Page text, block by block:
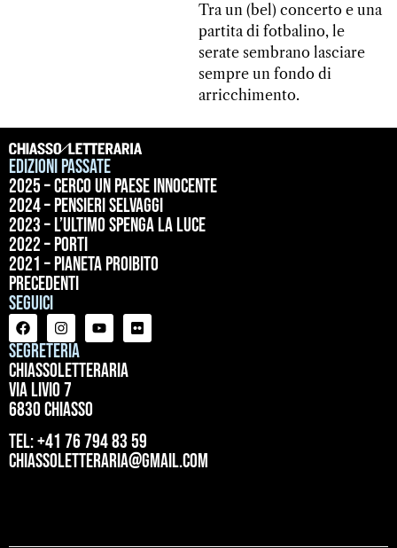
Tra un (bel) concerto e una
partita di fotbalino, le
serate sembrano lasciare
sempre un fondo di
arricchimento.
Edizioni passate
2025 – Cerco un paese innocente
2024 – Pensieri selvaggi
2023 – L’ultimo spenga la luce
2022 – Porti
2021 – Pianeta proibito
precedenti
Seguici
Segreteria
ChiassoLetteraria
Via Livio 7
6830 Chiasso
tel: +41 76 794 83 59
chiassoletteraria@gmail.com